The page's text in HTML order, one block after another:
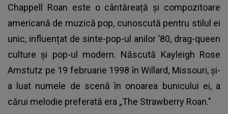
Chappell Roan este o cântăreață și compozitoare
americană de muzică pop, cunoscută pentru stilul ei
unic, influențat de sinte-pop-ul anilor ’80, drag-queen
culture și pop-ul modern. Născută Kayleigh Rose
Amstutz pe 19 februarie 1998 în Willard, Missouri, și-
a luat numele de scenă în onoarea bunicului ei, a
cărui melodie preferată era „The Strawberry Roan."